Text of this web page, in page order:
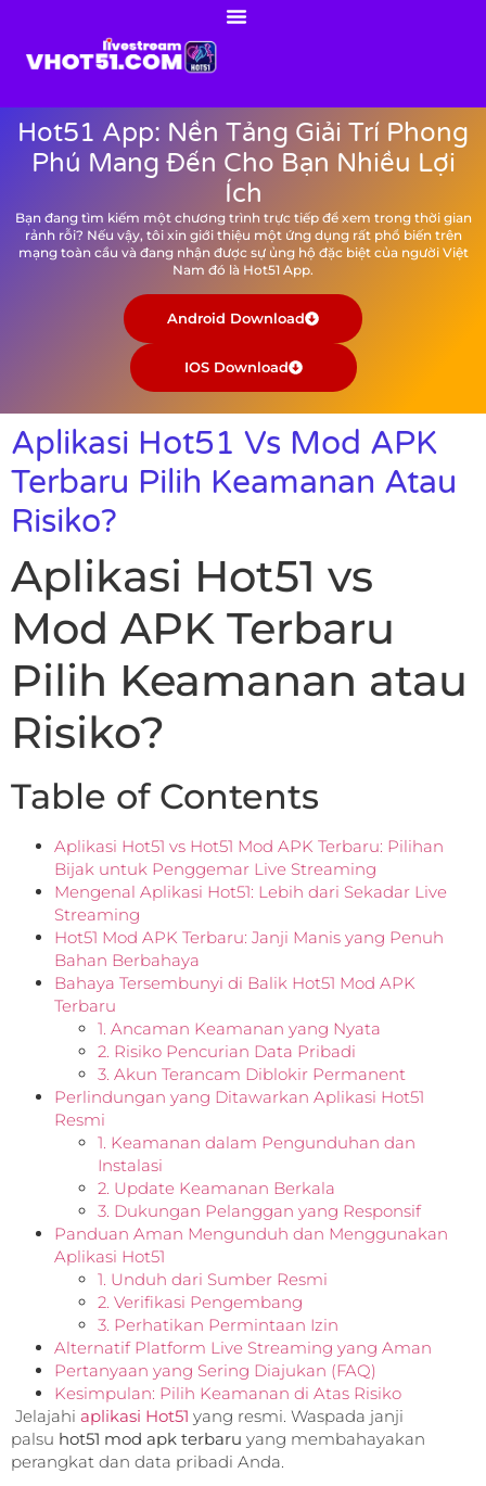
Hot51 App: Nền Tảng Giải Trí Phong
Phú Mang Đến Cho Bạn Nhiều Lợi
Ích
Bạn đang tìm kiếm một chương trình trực tiếp để xem trong thời gian
rảnh rỗi? Nếu vậy, tôi xin giới thiệu một ứng dụng rất phổ biến trên
mạng toàn cầu và đang nhận được sự ủng hộ đặc biệt của người Việt
Nam đó là Hot51 App.
Android Download
IOS Download
Aplikasi Hot51 Vs Mod APK
Terbaru Pilih Keamanan Atau
Risiko?
Aplikasi Hot51 vs
Mod APK Terbaru
Pilih Keamanan atau
Risiko?
Table of Contents
Aplikasi Hot51 vs Hot51 Mod APK Terbaru: Pilihan
Bijak untuk Penggemar Live Streaming
Mengenal Aplikasi Hot51: Lebih dari Sekadar Live
Streaming
Hot51 Mod APK Terbaru: Janji Manis yang Penuh
Bahan Berbahaya
Bahaya Tersembunyi di Balik Hot51 Mod APK
Terbaru
1. Ancaman Keamanan yang Nyata
2. Risiko Pencurian Data Pribadi
3. Akun Terancam Diblokir Permanent
Perlindungan yang Ditawarkan Aplikasi Hot51
Resmi
1. Keamanan dalam Pengunduhan dan
Instalasi
2. Update Keamanan Berkala
3. Dukungan Pelanggan yang Responsif
Panduan Aman Mengunduh dan Menggunakan
Aplikasi Hot51
1. Unduh dari Sumber Resmi
2. Verifikasi Pengembang
3. Perhatikan Permintaan Izin
Alternatif Platform Live Streaming yang Aman
Pertanyaan yang Sering Diajukan (FAQ)
Kesimpulan: Pilih Keamanan di Atas Risiko
Jelajahi aplikasi Hot51 yang resmi. Waspada janji
palsu hot51 mod apk terbaru yang membahayakan
perangkat dan data pribadi Anda.